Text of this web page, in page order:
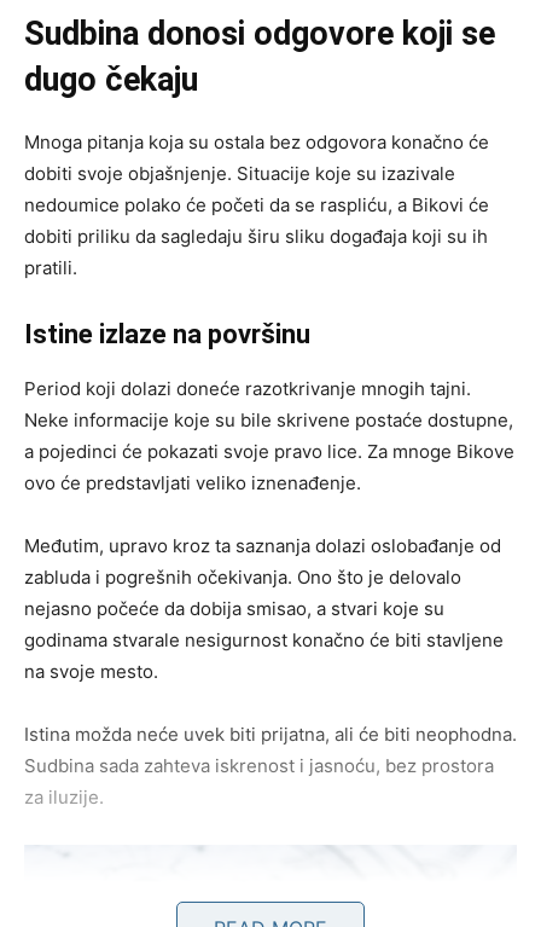
Sudbina donosi odgovore koji se
dugo čekaju
Mnoga pitanja koja su ostala bez odgovora konačno će
dobiti svoje objašnjenje. Situacije koje su izazivale
nedoumice polako će početi da se raspliću, a Bikovi će
dobiti priliku da sagledaju širu sliku događaja koji su ih
pratili.
Istine izlaze na površinu
Period koji dolazi doneće razotkrivanje mnogih tajni.
Neke informacije koje su bile skrivene postaće dostupne,
a pojedinci će pokazati svoje pravo lice. Za mnoge Bikove
ovo će predstavljati veliko iznenađenje.
Međutim, upravo kroz ta saznanja dolazi oslobađanje od
zabluda i pogrešnih očekivanja. Ono što je delovalo
nejasno počeće da dobija smisao, a stvari koje su
godinama stvarale nesigurnost konačno će biti stavljene
na svoje mesto.
Istina možda neće uvek biti prijatna, ali će biti neophodna.
Sudbina sada zahteva iskrenost i jasnoću, bez prostora
za iluzije.